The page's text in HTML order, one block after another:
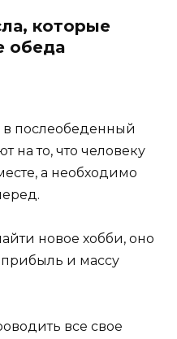
которые
обеда
послеобеденный
на то, что человеку
а необходимо
новое хобби, оно
и массу
все свое